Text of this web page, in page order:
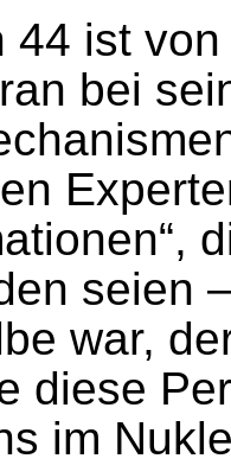
44 ist
bei
seien
war,
diese
im